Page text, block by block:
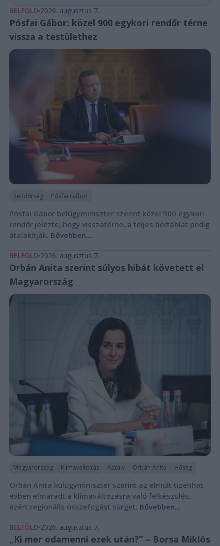
BELFÖLD 2026. augusztus 7.
Pósfai Gábor: közel 900 egykori rendőr térne
vissza a testülethez
Rendőrség Pósfai Gábor
Pósfai Gábor belügyminiszter szerint közel 900 egykori
rendőr jelezte, hogy visszatérne, a teljes bértáblát pedig
átalakítják. Bővebben...
BELFÖLD 2026. augusztus 7.
Orbán Anita szerint súlyos hibát követett el
Magyarország
Magyarország Klímaváltozás Aszály Orbán Anita Hőség
Orbán Anita külügyminiszter szerint az elmúlt tizenhat
évben elmaradt a klímaváltozásra való felkészülés,
ezért regionális összefogást sürget. Bővebben...
BELFÖLD 2026. augusztus 7.
„Ki mer odamenni ezek után?” – Borsa Miklós